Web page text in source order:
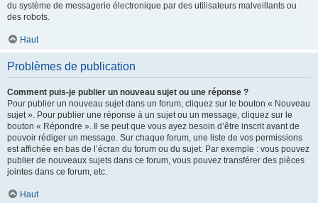
du système de messagerie électronique par des utilisateurs malveillants ou
des robots.
Haut
Problèmes de publication
Comment puis-je publier un nouveau sujet ou une réponse ?
Pour publier un nouveau sujet dans un forum, cliquez sur le bouton « Nouveau
sujet ». Pour publier une réponse à un sujet ou un message, cliquez sur le
bouton « Répondre ». Il se peut que vous ayez besoin d’être inscrit avant de
pouvoir rédiger un message. Sur chaque forum, une liste de vos permissions
est affichée en bas de l’écran du forum ou du sujet. Par exemple : vous pouvez
publier de nouveaux sujets dans ce forum, vous pouvez transférer des pièces
jointes dans ce forum, etc.
Haut